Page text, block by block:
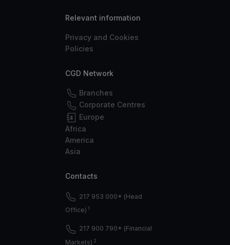
Relevant information
Privacy and Cookies
Policies
CGD Network
Branches
Corporate Centres
Europe
Africa
America
Asia
Contacts
217 953 000* (Head
Office) 1
217 900 790* (Financial
Markets) 2